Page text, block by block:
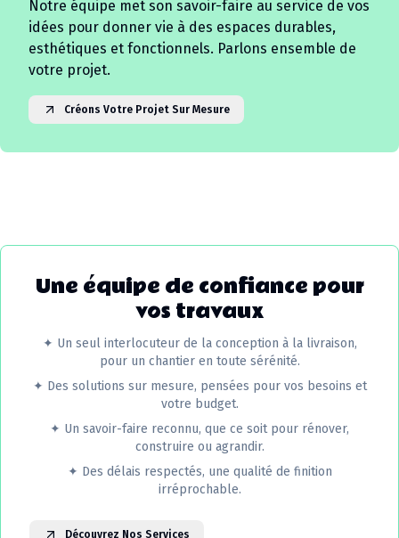
Notre équipe met son savoir-faire au service de vos
idées pour donner vie à des espaces durables,
esthétiques et fonctionnels. Parlons ensemble de
votre projet.
Créons Votre Projet Sur Mesure
Une équipe de confiance pour
vos travaux
✦ Un seul interlocuteur de la conception à la livraison,
pour un chantier en toute sérénité.
✦ Des solutions sur mesure, pensées pour vos besoins et
votre budget.
✦ Un savoir-faire reconnu, que ce soit pour rénover,
construire ou agrandir.
✦ Des délais respectés, une qualité de finition
irréprochable.
Découvrez Nos Services